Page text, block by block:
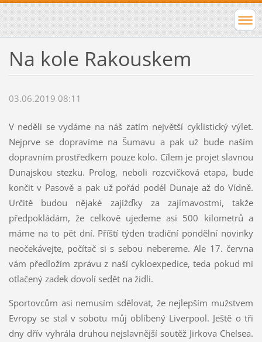
Na kole Rakouskem
03.06.2019 08:11
V neděli se vydáme na náš zatím největší cyklistický výlet.
Nejprve se dopravíme na Šumavu a pak už bude naším
dopravním prostředkem pouze kolo. Cílem je projet slavnou
Dunajskou stezku. Prolog, neboli rozcvičková etapa, bude
končit v Pasově a pak už pořád podél Dunaje až do Vídně.
Určitě budou nějaké zajížďky za zajímavostmi, takže
předpokládám, že celkově ujedeme asi 500 kilometrů a
máme na to pět dní. Příští týden tradiční pondělní novinky
neočekávejte, počítač si s sebou nebereme. Ale 17. června
vám předložím zprávu z naší cykloexpedice, teda pokud mi
otlačený zadek dovolí sedět na židli.
Sportovcům asi nemusím sdělovat, že nejlepším mužstvem
Evropy se stal v sobotu můj oblíbený Liverpool. Ještě o tři
dny dřív vyhrála druhou nejslavnější soutěž Jirkova Chelsea.